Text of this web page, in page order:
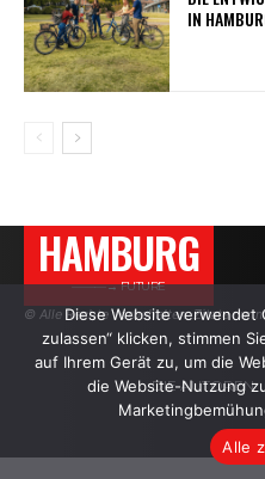
IN
HAMBURG
———→ FUTURE
© Alle Rechte vorbehalten. Zitate nur
DIE AUTOREN
Diese Website verwendet
zulassen“ klicken, stimmen
auf Ihrem Gerät zu, um die
die Website-Nutzung
Alle